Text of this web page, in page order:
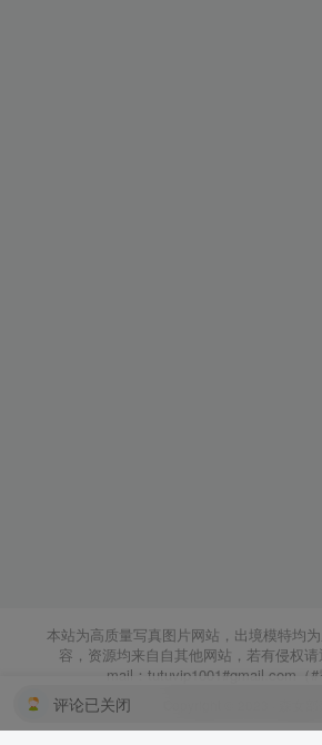
本站为高质量写真图片网站，出境模特均
容，资源均来自自其他网站，若有侵权
mail：tutuvip1001#gmail.com（#
评论已关闭